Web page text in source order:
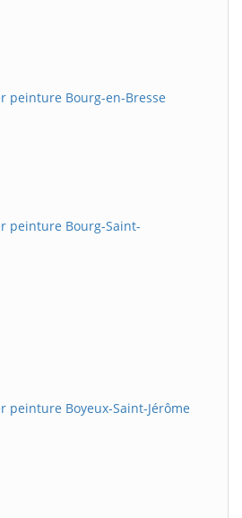
peinture Bourg-en-Bresse
peinture Bourg-Saint-
peinture Boyeux-Saint-Jérôme